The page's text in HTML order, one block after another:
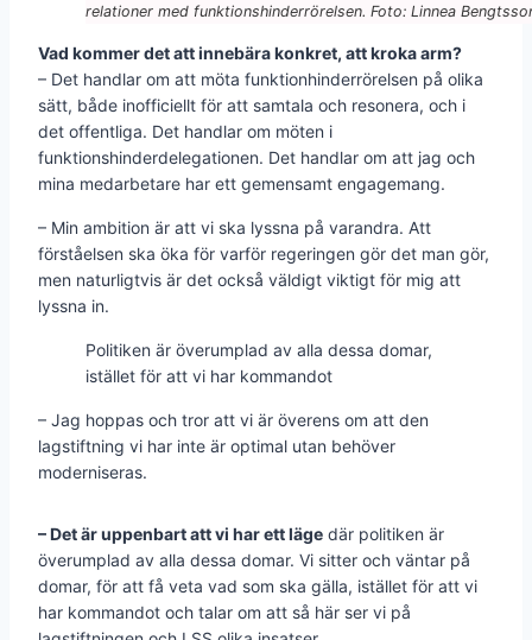
relationer med funktionshinderrörelsen. Foto: Linnea
Vad kommer det att innebära konkret, att kroka arm?
– Det handlar om att möta funktionhinderrörelsen på olika
sätt, både inofficiellt för att samtala och resonera, och i
det offentliga. Det handlar om möten i
funktionshinderdelegationen. Det handlar om att jag och
mina medarbetare har ett gemensamt engagemang.
– Min ambition är att vi ska lyssna på varandra. Att
förståelsen ska öka för varför regeringen gör det man gör,
men naturligtvis är det också väldigt viktigt för mig att
lyssna in.
Politiken är överumplad av alla dessa domar,
istället för att vi har kommandot
– Jag hoppas och tror att vi är överens om att den
lagstiftning vi har inte är optimal utan behöver
moderniseras.
– Det är uppenbart att vi har ett läge där politiken är
överumplad av alla dessa domar. Vi sitter och väntar på
domar, för att få veta vad som ska gälla, istället för att vi
har kommandot och talar om att så här ser vi på